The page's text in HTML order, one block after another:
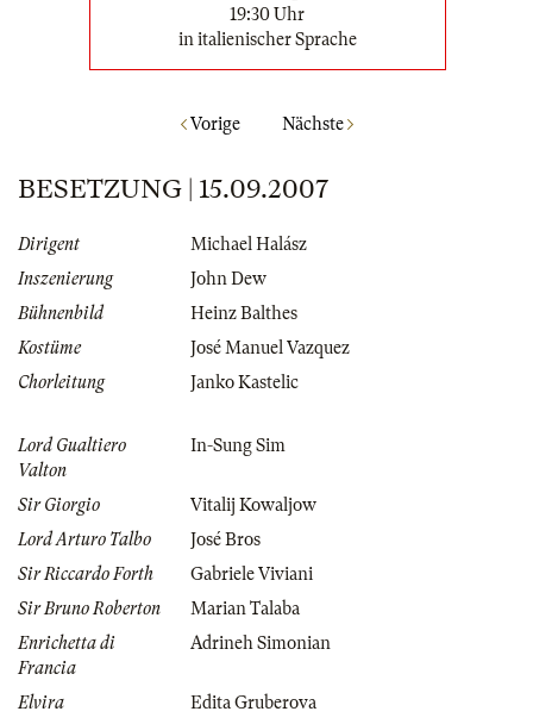
19:30 Uhr
in italienischer Sprache
Vorige Nächste
BESETZUNG | 15.09.2007
Dirigent
Michael Halász
Inszenierung
John Dew
Bühnenbild
Heinz Balthes
Kostüme
José Manuel Vazquez
Chorleitung
Janko Kastelic
Lord Gualtiero
Valton
In-Sung Sim
Sir Giorgio
Vitalij Kowaljow
Lord Arturo Talbo
José Bros
Sir Riccardo Forth
Gabriele Viviani
Sir Bruno Roberton
Marian Talaba
Enrichetta di
Francia
Adrineh Simonian
Elvira Edita Gruberova